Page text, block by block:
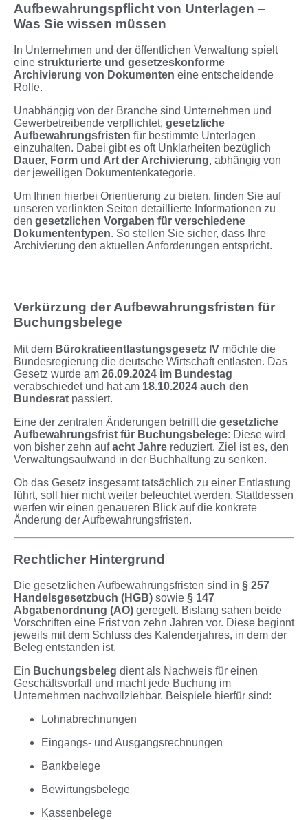
Aufbewahrungspflicht von Unterlagen –
Was Sie wissen müssen
In Unternehmen und der öffentlichen Verwaltung spielt
eine strukturierte und gesetzeskonforme
Archivierung von Dokumenten eine entscheidende
Rolle.
Unabhängig von der Branche sind Unternehmen und
Gewerbetreibende verpflichtet, gesetzliche
Aufbewahrungsfristen für bestimmte Unterlagen
einzuhalten. Dabei gibt es oft Unklarheiten bezüglich
Dauer, Form und Art der Archivierung, abhängig von
der jeweiligen Dokumentenkategorie.
Um Ihnen hierbei Orientierung zu bieten, finden Sie auf
unseren verlinkten Seiten detaillierte Informationen zu
den gesetzlichen Vorgaben für verschiedene
Dokumententypen. So stellen Sie sicher, dass Ihre
Archivierung den aktuellen Anforderungen entspricht.
Verkürzung der Aufbewahrungsfristen für
Buchungsbelege
Mit dem Bürokratieentlastungsgesetz IV möchte die
Bundesregierung die deutsche Wirtschaft entlasten. Das
Gesetz wurde am 26.09.2024 im Bundestag
verabschiedet und hat am 18.10.2024 auch den
Bundesrat passiert.
Eine der zentralen Änderungen betrifft die gesetzliche
Aufbewahrungsfrist für Buchungsbelege: Diese wird
von bisher zehn aufacht Jahre reduziert. Ziel ist es, den
Verwaltungsaufwand in der Buchhaltung zu senken.
Ob das Gesetz insgesamt tatsächlich zu einer Entlastung
führt, soll hier nicht weiter beleuchtet werden. Stattdessen
werfen wir einen genaueren Blick auf die konkrete
Änderung der Aufbewahrungsfristen.
Rechtlicher Hintergrund
Die gesetzlichen Aufbewahrungsfristen sind in § 257
Handelsgesetzbuch (HGB) sowie § 147
Abgabenordnung (AO) geregelt. Bislang sahen beide
Vorschriften eine Frist von zehn Jahren vor. Diese beginnt
jeweils mit dem Schluss des Kalenderjahres, in dem der
Beleg entstanden ist.
Ein Buchungsbeleg dient als Nachweis für einen
Geschäftsvorfall und macht jede Buchung im
Unternehmen nachvollziehbar. Beispiele hierfür sind:
Lohnabrechnungen
Eingangs- und Ausgangsrechnungen
Bankbelege
Bewirtungsbelege
Kassenbelege